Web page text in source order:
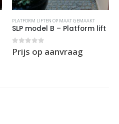
PLATFORM LIFTEN OP MAAT GEMAAKT
SLP model B – Platform lift
0out of 5
Prijs op aanvraag